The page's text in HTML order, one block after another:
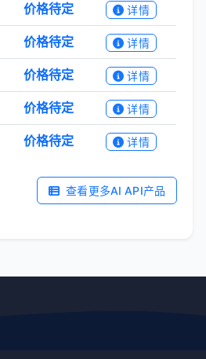
价格待定 详情
价格待定 详情
价格待定 详情
价格待定 详情
价格待定 详情
查看更多AI API产品